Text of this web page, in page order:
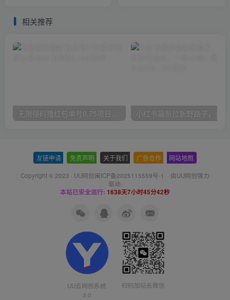
相关推荐
无限接码撸红包单号0.75项目无偿分享给你【揭秘】
友链申请 免责声明 关于我们 广告合作 网站地图
Copyright © 2023 · UU网创闽ICP备2025115559号-1 · 由UU网创强力
驱动.
本站已安全运行: 1638天7小时45分42秒
UU云网创系统
3.0
扫码加站长微信